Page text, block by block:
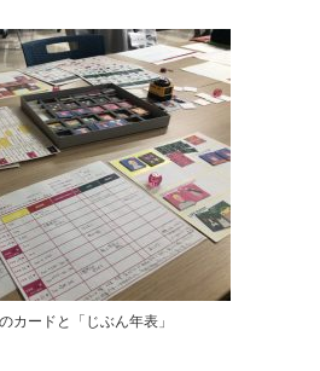
カードと「じぶん年表」